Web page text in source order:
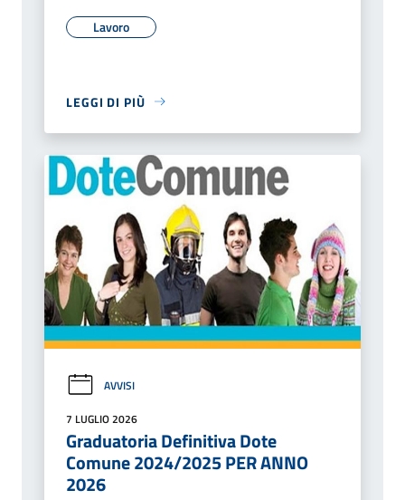
Lavoro
LEGGI DI PIÙ
AVVISI
7 LUGLIO 2026
Graduatoria Definitiva Dote
Comune 2024/2025 PER ANNO
2026